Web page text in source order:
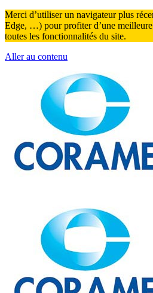
Merci d’utiliser un navigateur plus
Edge, …) pour profiter d’une
toutes les fonctionnalités du site.
Aller au contenu